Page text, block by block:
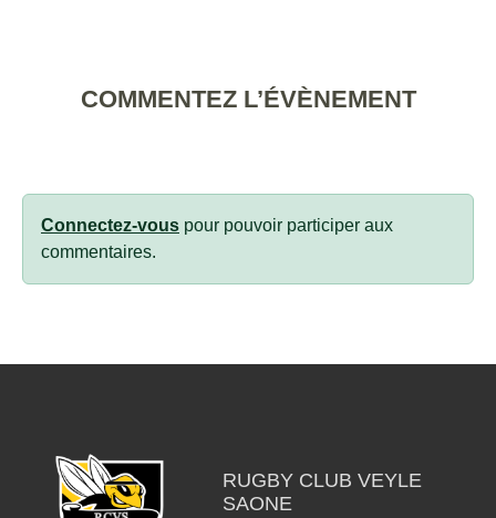
COMMENTEZ L’ÉVÈNEMENT
Connectez-vous pour pouvoir participer aux
commentaires.
RUGBY CLUB VEYLE
SAONE